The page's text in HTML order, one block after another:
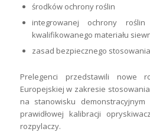
środków ochrony roślin
integrowanej ochrony
kwalifikowanego materiału
zasad bezpiecznego stosowania
Prelegenci przedstawili nowe
Europejskiej w zakresie stosowania
na stanowisku
prawidłowej kalibracji
rozpylaczy.